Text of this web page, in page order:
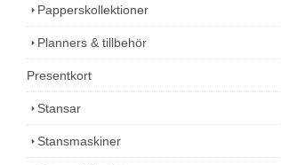
Papperskollektioner
Planners & tillbehör
Presentkort
Stansar
Stansmaskiner